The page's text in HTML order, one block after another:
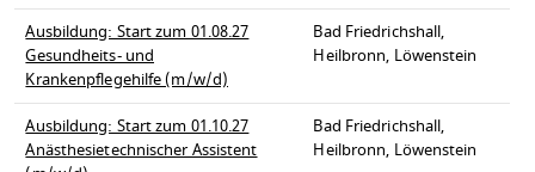
Ausbildung: Start zum 01.08.27
Gesundheits- und
Krankenpflegehilfe (m/w/d)
Bad Friedrichshall,
Heilbronn, Löwenstein
Ausbildung: Start zum 01.10.27
Anästhesietechnischer Assistent
Bad Friedrichshall,
Heilbronn, Löwenstein